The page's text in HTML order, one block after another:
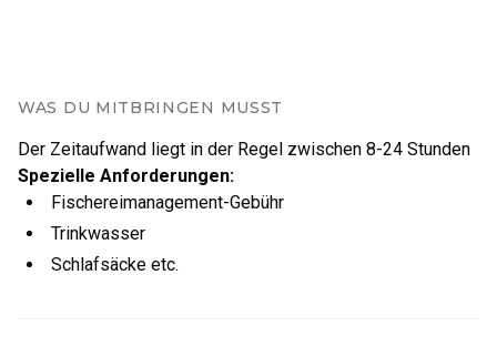
WAS DU MITBRINGEN MUSST
Der Zeitaufwand liegt in der Regel zwischen 8-24 Stunden
Spezielle Anforderungen:
Fischereimanagement-Gebühr
Trinkwasser
Schlafsäcke etc.